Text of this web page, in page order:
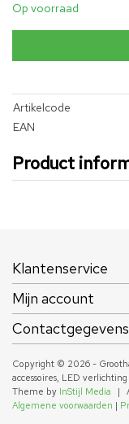
Op voorraad
Artikelcode
EAN
Product
Klantenservice
Mijn account
Contactgegevens
Copyright © 2026 -
accessoires, LED
Theme by InStijl Media |
Algemene voorwaarden |